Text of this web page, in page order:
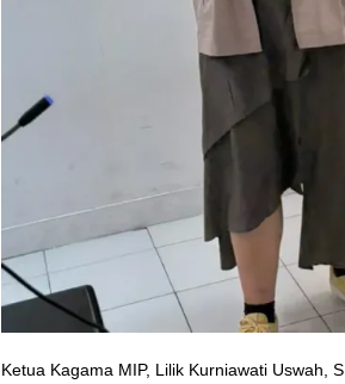
Ketua Kagama MIP, Lilik Kurniawati Uswah,